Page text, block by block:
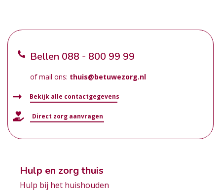
Bellen 088 - 800 99 99
of mail ons: thuis@betuwezorg.nl
Bekijk alle contactgegevens
Direct zorg aanvragen
Hulp en zorg thuis
Hulp bij het huishouden